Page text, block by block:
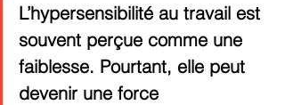
L’hypersensibilité au travail est
souvent perçue comme une
faiblesse. Pourtant, elle peut
devenir une force